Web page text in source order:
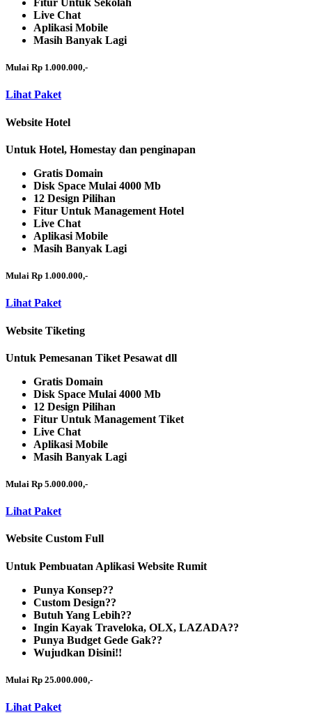
Fitur Untuk Sekolah
Live Chat
Aplikasi Mobile
Masih Banyak Lagi
Mulai Rp 1.000.000,-
Lihat Paket
Website Hotel
Untuk Hotel, Homestay dan penginapan
Gratis Domain
Disk Space Mulai 4000 Mb
12 Design Pilihan
Fitur Untuk Management Hotel
Live Chat
Aplikasi Mobile
Masih Banyak Lagi
Mulai Rp 1.000.000,-
Lihat Paket
Website Tiketing
Untuk Pemesanan Tiket Pesawat dll
Gratis Domain
Disk Space Mulai 4000 Mb
12 Design Pilihan
Fitur Untuk Management Tiket
Live Chat
Aplikasi Mobile
Masih Banyak Lagi
Mulai Rp 5.000.000,-
Lihat Paket
Website Custom Full
Untuk Pembuatan Aplikasi Website Rumit
Punya Konsep??
Custom Design??
Butuh Yang Lebih??
Ingin Kayak Traveloka, OLX, LAZADA??
Punya Budget Gede Gak??
Wujudkan Disini!!
Mulai Rp 25.000.000,-
Lihat Paket